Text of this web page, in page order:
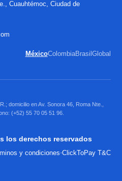
Cuauhtémoc, Ciudad de
MéxicoColombiaBrasil Global
domicilio en Av. Sonora 46, Roma Nte.,
(+52) 55 70 05 51 96.
los derechos reservados
y condiciones·ClickToPay T&C